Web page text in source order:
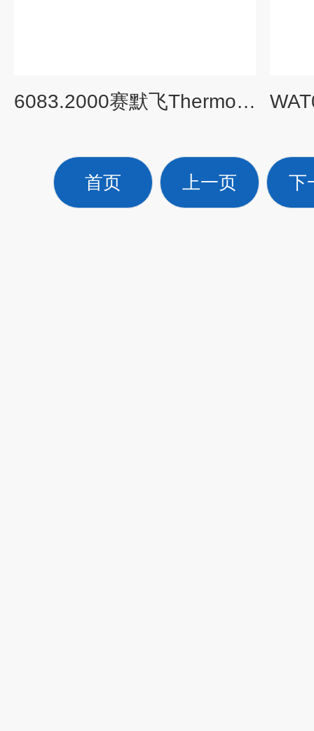
6083.2000赛默飞Thermo Fisher U3000非原装钨灯
首页 上一页 下